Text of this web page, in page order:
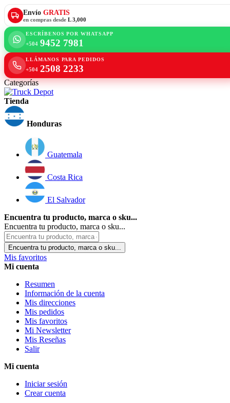
Envío GRATIS
en compras desde L 3,000
ESCRÍBENOS POR WHATSAPP
+504 9452 7981
LLÁMANOS PARA PEDIDOS
+504 2508 2233
Categorías
Tienda
Honduras
Guatemala
Costa Rica
El Salvador
Encuentra tu producto, marca o sku...
Encuentra tu producto, marca o sku...
Encuentra tu producto, marca o sku...
Mis favoritos
Mi cuenta
Resumen
Información de la cuenta
Mis direcciones
Mis pedidos
Mis favoritos
Mi Newsletter
Mis Reseñas
Salir
Mi cuenta
Iniciar sesión
Crear cuenta